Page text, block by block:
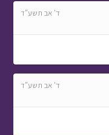
ד' אב תשע"ד
ד' אב תשע"ד